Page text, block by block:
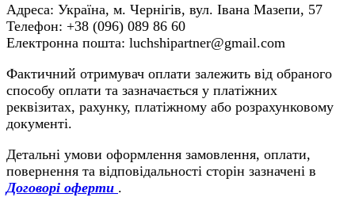
Адреса: Україна, м. Чернігів, вул. Івана Мазепи, 57
Телефон: +38 (096) 089 86 60
Електронна пошта: luchshipartner@gmail.com
Фактичний отримувач оплати залежить від обраного
способу оплати та зазначається у платіжних
реквізитах, рахунку, платіжному або розрахунковому
документі.
Детальні умови оформлення замовлення, оплати,
повернення та відповідальності сторін зазначені в
Договорі оферти .